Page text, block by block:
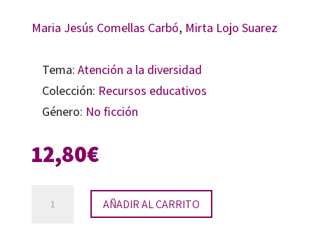
Maria Jesús Comellas Carbó, Mirta Lojo Suarez
Tema: Atención a la diversidad
Colección: Recursos educativos
Género: No ficción
12,80€
AÑADIR AL CARRITO